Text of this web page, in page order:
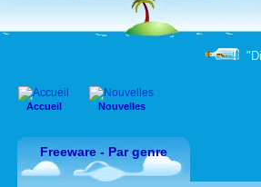
Accueil Nouvelles
Freeware - Par genre